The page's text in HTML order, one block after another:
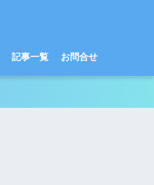
記事一覧 お問合せ